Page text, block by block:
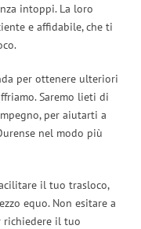
intoppi. La loro
e affidabile, che ti
per ottenere ulteriori
Saremo lieti di
per aiutarti a
nel modo più
il tuo trasloco,
equo. Non esitare a
richiedere il tuo